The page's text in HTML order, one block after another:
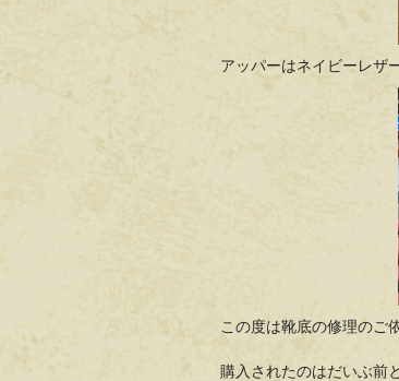
アッパーはネイビーレザ
この度は靴底の修理のご
購入されたのはだいぶ前